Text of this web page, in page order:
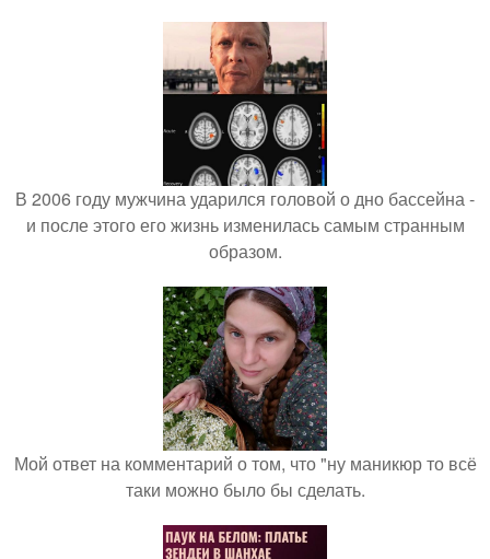
В 2006 году мужчина ударился головой о дно бассейна -
и после этого его жизнь изменилась самым странным
образом.
Мой ответ на комментарий о том, что "ну маникюр то всё
таки можно было бы сделать.